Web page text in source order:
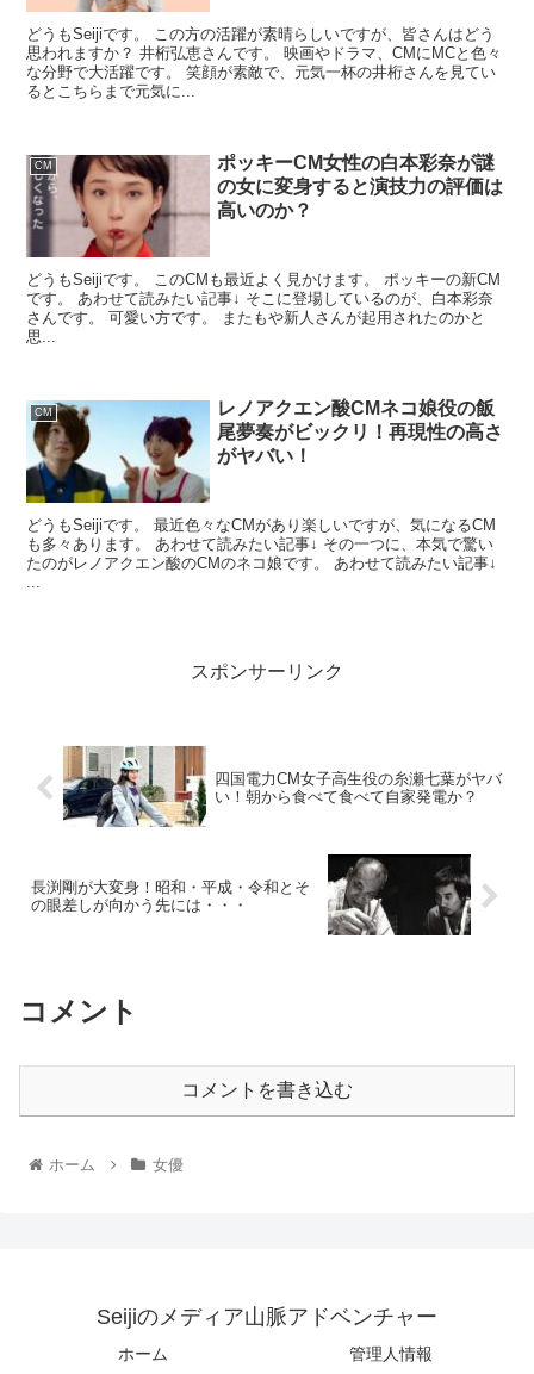
どうもSeijiです。 この方の活躍が素晴らしいですが、皆さんはどう
思われますか？ 井桁弘恵さんです。 映画やドラマ、CMにMCと色々
な分野で大活躍です。 笑顔が素敵で、元気一杯の井桁さんを見てい
るとこちらまで元気に...
CM
ポッキーCM女性の白本彩奈が謎
の女に変身すると演技力の評価は
高いのか？
どうもSeijiです。 このCMも最近よく見かけます。 ポッキーの新CM
です。 あわせて読みたい記事↓ そこに登場しているのが、白本彩奈
さんです。 可愛い方です。 またもや新人さんが起用されたのかと
思...
CM
レノアクエン酸CMネコ娘役の飯
尾夢奏がビックリ！再現性の高さ
がヤバい！
どうもSeijiです。 最近色々なCMがあり楽しいですが、気になるCM
も多々あります。 あわせて読みたい記事↓ その一つに、本気で驚い
たのがレノアクエン酸のCMのネコ娘です。 あわせて読みたい記事↓
...
スポンサーリンク
四国電力CM女子高生役の糸瀬七葉がヤバ
い！朝から食べて食べて自家発電か？
長渕剛が大変身！昭和・平成・令和とそ
の眼差しが向かう先には・・・
コメント
コメントを書き込む
ホーム 女優
Seijiのメディア山脈アドベンチャー
ホーム 管理人情報